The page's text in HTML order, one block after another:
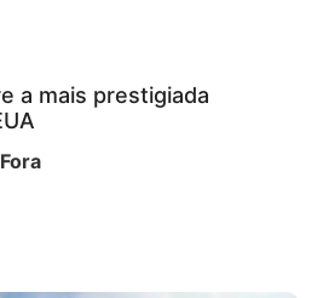
a mais prestigiada